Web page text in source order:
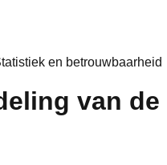
en betrouwbaarheid
van